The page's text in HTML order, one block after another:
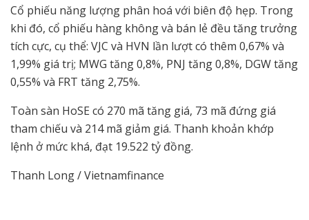
Cổ phiếu năng lượng phân hoá với biên độ hẹp. Trong
khi đó, cổ phiếu hàng không và bán lẻ đều tăng trưởng
tích cực, cụ thể: VJC và HVN lần lượt có thêm 0,67% và
1,99% giá trị; MWG tăng 0,8%, PNJ tăng 0,8%, DGW tăng
0,55% và FRT tăng 2,75%.
Toàn sàn HoSE có 270 mã tăng giá, 73 mã đứng giá
tham chiếu và 214 mã giảm giá. Thanh khoản khớp
lệnh ở mức khá, đạt 19.522 tỷ đồng.
Thanh Long / Vietnamfinance